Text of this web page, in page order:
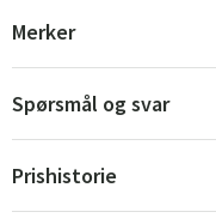
Merker
Spørsmål og svar
Prishistorie